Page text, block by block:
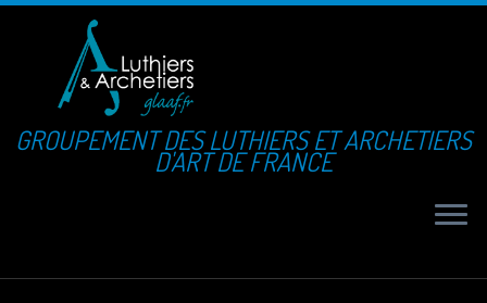
GROUPEMENT DES LUTHIERS ET ARCHETIERS
D'ART DE FRANCE